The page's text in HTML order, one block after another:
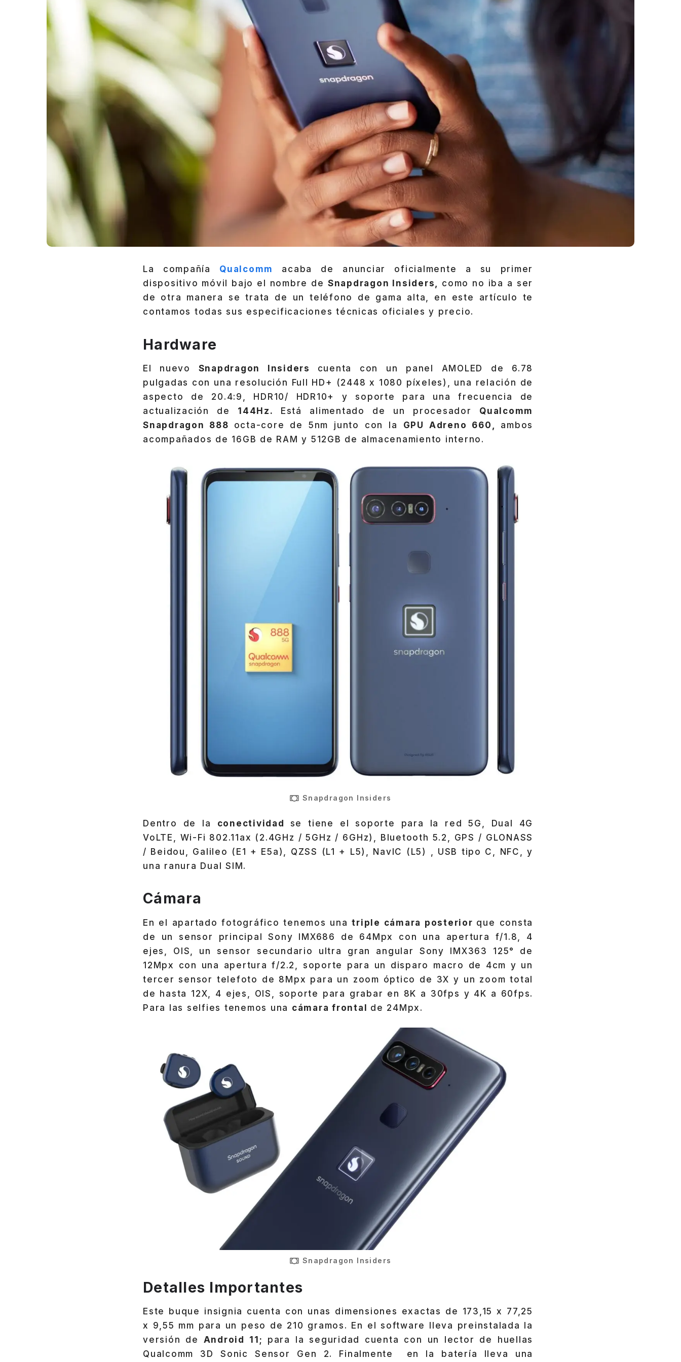
La compañía Qualcomm
acaba de anunciar oficialmente a su primer
dispositivo móvil bajo el nombre de Snapdragon Insiders, como no iba a ser
de otra manera se trata de un teléfono de gama alta, en este artículo te
contamos todas sus especificaciones técnicas oficiales y precio.
Hardware
El nuevo Snapdragon Insiders cuenta con un panel AMOLED de 6.78
pulgadas con una resolución Full HD+ (2448 x 1080 píxeles), una relación de
aspecto de 20.4:9, HDR10/ HDR10+ y soporte para una frecuencia de
actualización de 144Hz. Está alimentado de un procesador Qualcomm
Snapdragon 888 octa-core de 5nm junto con la GPU Adreno 660, ambos
acompañados de 16GB de RAM y 512GB de almacenamiento interno.
Snapdragon Insiders
Dentro de la conectividad se tiene el soporte para la red 5G, Dual 4G
VoLTE, Wi-Fi 802.11ax (2.4GHz / 5GHz / 6GHz), Bluetooth 5.2, GPS / GLONASS
/ Beidou, Galileo (E1 + E5a), QZSS (L1 + L5), NavIC (L5) , USB tipo C, NFC, y
una ranura Dual SIM.
Cámara
En el apartado fotográfico tenemos unatriple cámara posterior que consta
de un sensor principal Sony IMX686 de 64Mpx con una apertura f/1.8, 4
ejes, OIS, un sensor secundario ultra gran angular Sony IMX363 125° de
12Mpx con una apertura f/2.2, soporte para un disparo macro de 4cm y un
tercer sensor telefoto de 8Mpx para un zoom óptico de 3X y un zoom total
de hasta 12X, 4 ejes, OIS, soporte para grabar en 8K a 30fps y 4K a 60fps.
Para las selfies tenemos una cámara frontal de 24Mpx.
Snapdragon Insiders
Detalles Importantes
Este buque insignia cuenta con unas dimensiones exactas de 173,15 x 77,25
x 9,55 mm para un peso de 210 gramos. En el software lleva preinstalada la
versión de Android 11; para la seguridad cuenta con un lector de huellas
Qualcomm 3D Sonic Sensor Gen 2. Finalmente en la batería lleva una